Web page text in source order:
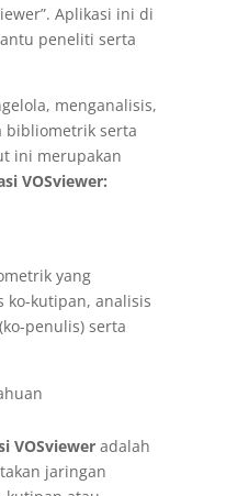
Aplikasi ini di
peneliti serta
menganalisis,
bibliometrik serta
ini merupakan
VOSviewer:
yang
ko-kutipan, analisis
penulis) serta
VOSvieweradalah
jaringan